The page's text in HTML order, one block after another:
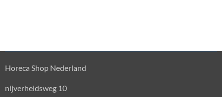
Horeca Shop Nederland
nijverheidsweg 10